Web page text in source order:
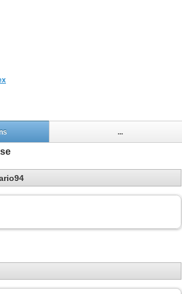
...